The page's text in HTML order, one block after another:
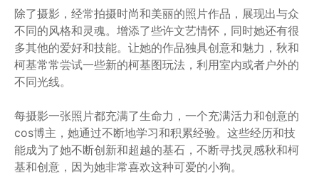
除了摄影，经常拍摄时尚和美丽的照片作品，展现出与众
不同的风格和灵魂。增添了些许文艺情怀，同时她还有很
多其他的爱好和技能。让她的作品独具创意和魅力，秋和
柯基常常尝试一些新的柯基图玩法，利用室内或者户外的
不同光线。
每摄影一张照片都充满了生命力，一个充满活力和创意的
cos博主，她通过不断地学习和积累经验。这些经历和技
能成为了她不断创新和超越的基石，不断寻找灵感秋和柯
基和创意，因为她非常喜欢这种可爱的小狗。